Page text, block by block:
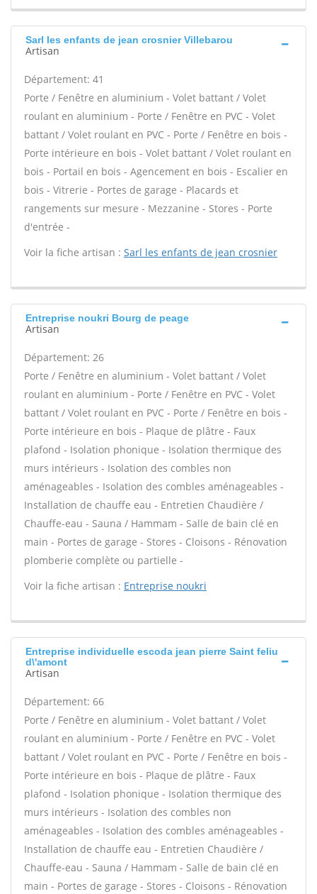
Sarl les enfants de jean crosnier Villebarou
Artisan
Département: 41
Porte / Fenêtre en aluminium - Volet battant / Volet
roulant en aluminium - Porte / Fenêtre en PVC - Volet
battant / Volet roulant en PVC - Porte / Fenêtre en bois -
Porte intérieure en bois - Volet battant / Volet roulant en
bois - Portail en bois - Agencement en bois - Escalier en
bois - Vitrerie - Portes de garage - Placards et
rangements sur mesure - Mezzanine - Stores - Porte
d'entrée -
Voir la fiche artisan : Sarl les enfants de jean crosnier
Entreprise noukri Bourg de peage
Artisan
Département: 26
Porte / Fenêtre en aluminium - Volet battant / Volet
roulant en aluminium - Porte / Fenêtre en PVC - Volet
battant / Volet roulant en PVC - Porte / Fenêtre en bois -
Porte intérieure en bois - Plaque de plâtre - Faux
plafond - Isolation phonique - Isolation thermique des
murs intérieurs - Isolation des combles non
aménageables - Isolation des combles aménageables -
Installation de chauffe eau - Entretien Chaudière /
Chauffe-eau - Sauna / Hammam - Salle de bain clé en
main - Portes de garage - Stores - Cloisons - Rénovation
plomberie complète ou partielle -
Voir la fiche artisan : Entreprise noukri
Entreprise individuelle escoda jean pierre Saint feliu
d\'amont
Artisan
Département: 66
Porte / Fenêtre en aluminium - Volet battant / Volet
roulant en aluminium - Porte / Fenêtre en PVC - Volet
battant / Volet roulant en PVC - Porte / Fenêtre en bois -
Porte intérieure en bois - Plaque de plâtre - Faux
plafond - Isolation phonique - Isolation thermique des
murs intérieurs - Isolation des combles non
aménageables - Isolation des combles aménageables -
Installation de chauffe eau - Entretien Chaudière /
Chauffe-eau - Sauna / Hammam - Salle de bain clé en
main - Portes de garage - Stores - Cloisons - Rénovation